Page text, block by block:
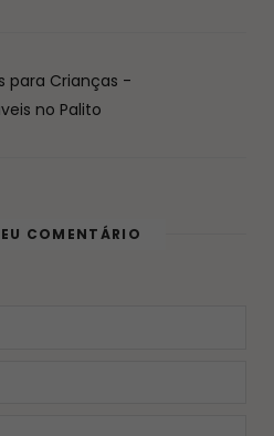
para Crianças -
no Palito
COMENTÁRIO